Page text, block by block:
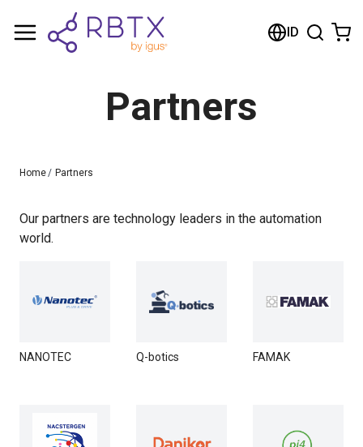
ID
Partners
Home/ Partners
Our partners are technology leaders in the automation
world.
NANOTEC Q-botics FAMAK
Shopping Cart
Browse the shop